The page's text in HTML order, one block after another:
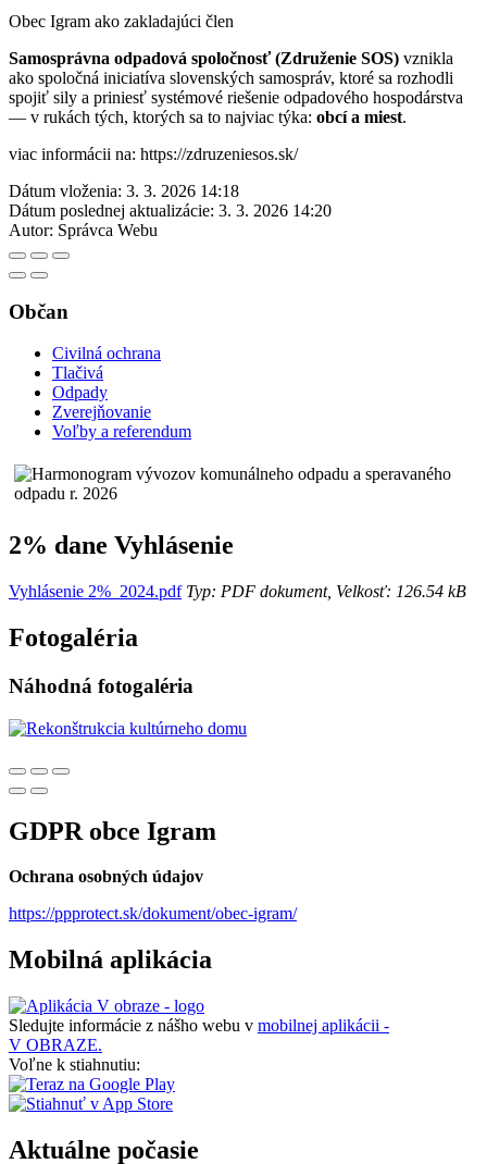
Obec Igram ako zakladajúci člen
Samosprávna odpadová spoločnosť (Združenie SOS) vznikla
ako spoločná iniciatíva slovenských samospráv, ktoré sa rozhodli
spojiť sily a priniesť systémové riešenie odpadového hospodárstva
— v rukách tých, ktorých sa to najviac týka: obcí a miest.
viac informácii na: https://zdruzeniesos.sk/
Dátum vloženia: 3. 3. 2026 14:18
Dátum poslednej aktualizácie: 3. 3. 2026 14:20
Autor: Správca Webu
Občan
Civilná ochrana
Tlačivá
Odpady
Zverejňovanie
Voľby a referendum
2% dane Vyhlásenie
Vyhlásenie 2%_2024.pdfTyp: PDF dokument, Velkosť: 126.54 kB
Fotogaléria
Náhodná fotogaléria
GDPR obce Igram
Ochrana osobných údajov
https://ppprotect.sk/dokument/obec-igram/
Mobilná aplikácia
Sledujte informácie z nášho webu v mobilnej aplikácii -
V OBRAZE.
Voľne k stiahnutiu:
Aktuálne počasie